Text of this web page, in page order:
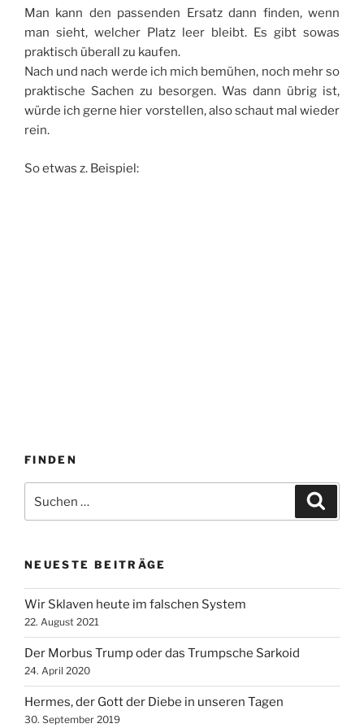
Man kann den passenden Ersatz dann finden, wenn
man sieht, welcher Platz leer bleibt. Es gibt sowas
praktisch überall zu kaufen.
Nach und nach werde ich mich bemühen, noch mehr so
praktische Sachen zu besorgen. Was dann übrig ist,
würde ich gerne hier vorstellen, also schaut mal wieder
rein.
So etwas z. Beispiel:
FINDEN
nach:
NEUESTE BEITRÄGE
Wir Sklaven heute im falschen System
22. August 2021
Der Morbus Trump oder das Trumpsche Sarkoid
24. April 2020
Hermes, der Gott der Diebe in unseren Tagen
30. September 2019